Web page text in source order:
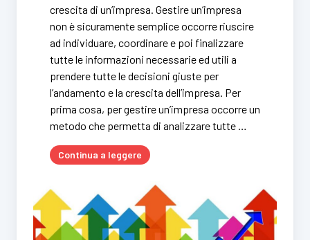
crescita di un’impresa. Gestire un’impresa
non è sicuramente semplice occorre riuscire
ad individuare, coordinare e poi finalizzare
tutte le informazioni necessarie ed utili a
prendere tutte le decisioni giuste per
l’andamento e la crescita dell’impresa. Per
prima cosa, per gestire un’impresa occorre un
metodo che permetta di analizzare tutte …
Continua a leggere